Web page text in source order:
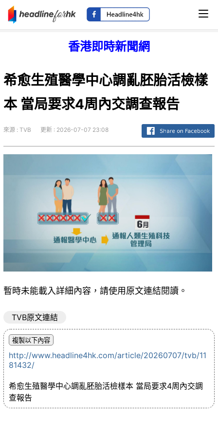
香港即時新聞網
希愈生殖醫學中心調亂胚胎活檢樣
本 當局要求4周內交調查報告
來源 : TVB 更新 : 2026-07-07 23:08
暫時未能載入詳細內容，請使用原文連結閱讀。
TVB原文連結
http://www.headline4hk.com/article/20260707/tvb/11
81432/
希愈生殖醫學中心調亂胚胎活檢樣本 當局要求4周內交調
查報告